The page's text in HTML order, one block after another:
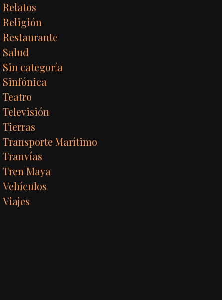
Relatos
Religión
Restaurante
Salud
Sin categoría
Sinfónica
Teatro
Televisión
Tierras
Transporte Marítimo
Tranvías
Tren Maya
Vehículos
Viajes